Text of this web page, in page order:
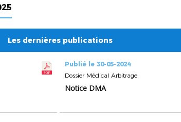
Les dernières publications
Publié le 30-05-2024
Dossier Médical Arbitrage
Notice DMA